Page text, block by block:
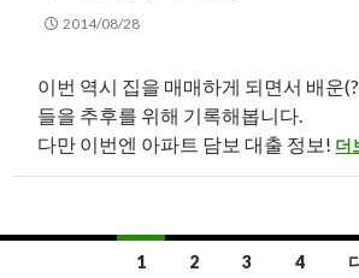
2014/08/28
이번 역시 집을 매매하게 되면서 배운
들을 추후를 위해 기록해봅니다.
다만 이번엔 아파트 담보 대출 정보! 부
더
1 2 3 4